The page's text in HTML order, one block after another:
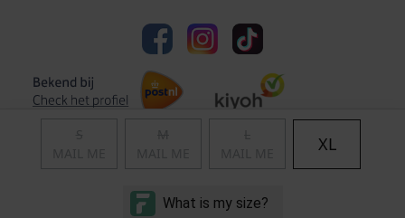
XL
Algemene voorwaarden | Privacy